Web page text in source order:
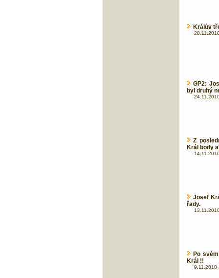
Králův
GP2:
byl druhý
Z
Král body
Josef
řady.
Po
Král !!
9.11.2010